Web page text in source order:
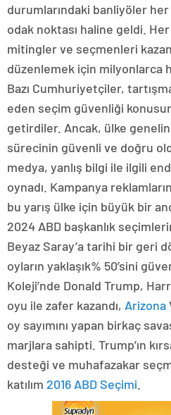
durumlarındaki banliyöler
odak noktası haline geldi.
mitingler ve seçmenleri
düzenlemek için milyonlarca
Bazı Cumhuriyetçiler,
eden seçim güvenliği
getirdiler. Ancak, ülke
sürecinin güvenli ve doğru
medya, yanlış bilgi ile ilgili
oynadı. Kampanya
bu yarış ülke için büyük bir
2024 ABD başkanlık
Beyaz Saray’a tarihi bir geri
oyların yaklaşık% 50’sini
Koleji’nde Donald Trump,
oyu ile zafer kazandı, Arizona
oy sayımını yapan birkaç
marjlara sahipti. Trump’ın
desteği ve muhafazakar
katılım 2016 ABD Seçimi